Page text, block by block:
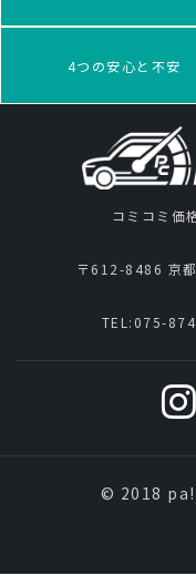
4つの安心と不安
コミコミ価
〒612-8486 京
TEL: 075-
© 2018